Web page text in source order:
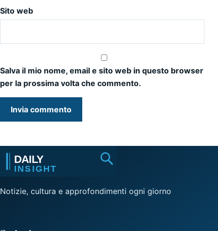
Sito web
Salva il mio nome, email e sito web in questo browser
per la prossima volta che commento.
Notizie, cultura e approfondimenti ogni giorno